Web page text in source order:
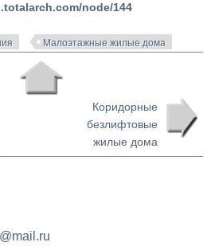
node/144
Малоэтажные жилые дома
Коридорные
безлифтовые
жилые дома